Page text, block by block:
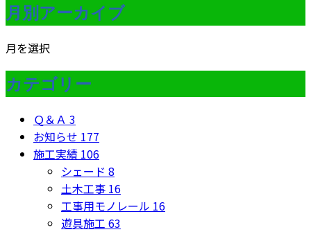
月別アーカイブ
月を選択
カテゴリー
Ｑ＆Ａ 3
お知らせ 177
施工実績 106
シェード 8
土木工事 16
工事用モノレール 16
遊具施工 63